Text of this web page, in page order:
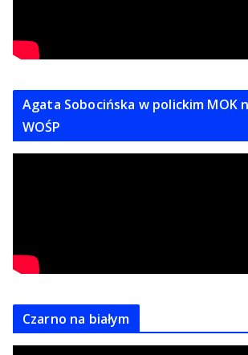
Agata Sobocińska w polickim MOK
WOŚP
Czarno na białym